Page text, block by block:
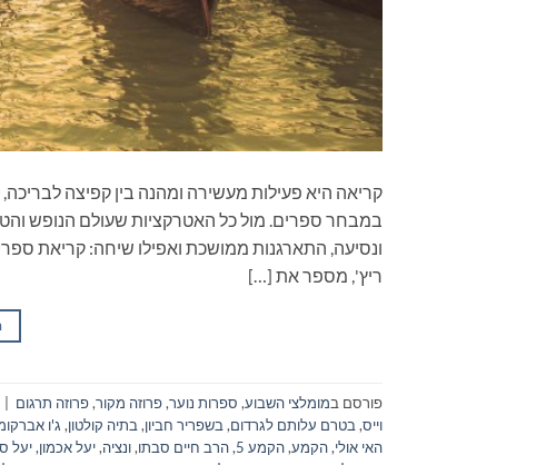
קריאה היא פעילות מעשירה ומהנה בין קפיצה
במבחר ספרים. מול כל האטרקציות שעולם הנופש
ונסיעה, התארגנות ממושכת ואפילו שיחה: קריאת
ריץ', מספר את […]
פורסם במומלצי השבוע, ספרות נוער,פרוזה מקור,פרוזה תרגום
וייס, בטרם עלותם לגרדום, בשפריר חביון, בתיה קולטון, ג'ו
האי אולי,הקמע,הקמע 5 ,הרב חיים סבתו,ונציה,יעל אכמון,יעל